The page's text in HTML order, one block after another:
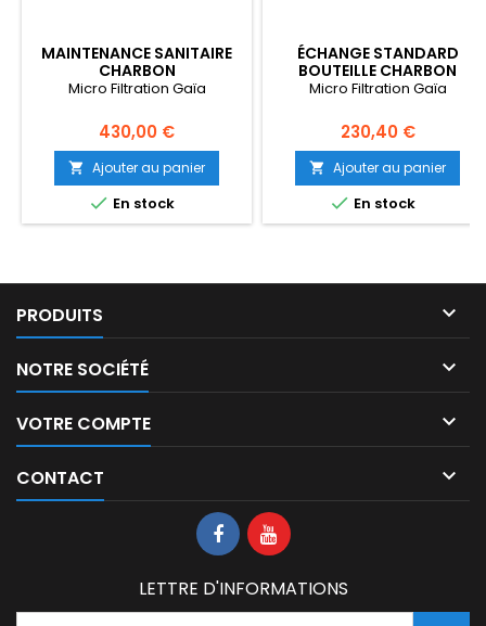
MAINTENANCE SANITAIRE
CHARBON
Micro Filtration Gaïa
Prix
430,00 €
 Ajouter au panier
 En stock
ÉCHANGE STANDARD
BOUTEILLE CHARBON
Micro Filtration Gaïa
Prix
230,40 €
 Ajouter au panier
 En stock
PRODUITS 
NOTRE SOCIÉTÉ 
VOTRE COMPTE 
CONTACT 
LETTRE D'INFORMATIONS